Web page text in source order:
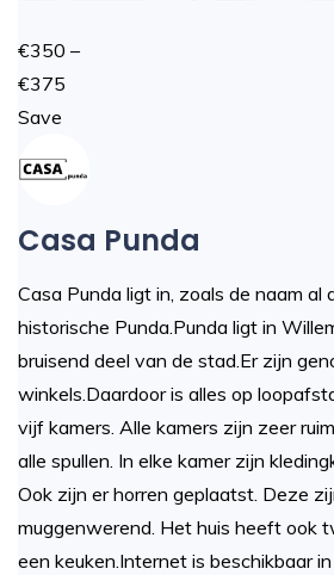
€350 –
€375
Save
Casa Punda
Casa Punda ligt in, zoals de naam al
historische Punda.Punda ligt in
bruisend deel van de stad.Er zijn
winkels.Daardoor is alles op
vijf kamers. Alle kamers zijn zeer
alle spullen. In elke kamer zijn
Ook zijn er horren geplaatst. Deze
muggenwerend. Het huis heeft ook
een keuken.Internet is beschikbaar